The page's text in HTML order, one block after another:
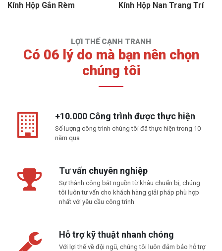
Kính Hộp Gắn Rèm Kính Hộp Nan Trang Trí
LỢI THẾ CẠNH TRANH
Có 06 lý do mà bạn nên chọn
chúng tôi
+10.000 Công trình được thực hiện
Số lượng công trình chúng tôi đã thực hiện trong 10
năm qua
Tư vấn chuyên nghiệp
Sự thành công bắt nguồn từ khâu chuẩn bị, chúng
tôi luôn tư vấn cho khách hàng giải pháp phù hợp
nhất với yêu cầu công trình
Hỗ trợ kỹ thuật nhanh chóng
Với lợi thế về đội ngũ, chúng tôi luôn đảm bảo hỗ trợ